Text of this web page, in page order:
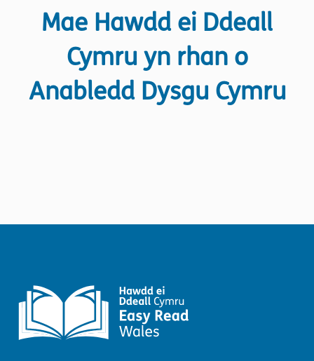
Mae Hawdd ei Ddeall
Cymru yn rhan o
Anabledd Dysgu Cymru